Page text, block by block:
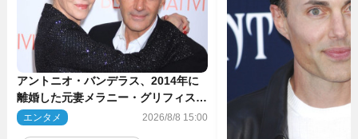
アントニオ・バンデラス、2014年に
離婚した元妻メラニー・グリフィスは
今も「親友の一人」
エンタメ 2026/8/8 15:00